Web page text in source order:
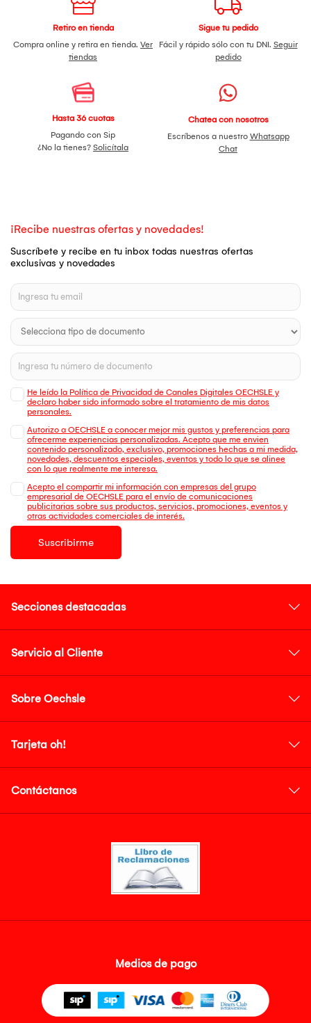
Retiro en tienda
Compra online y retira en tienda. Ver
tiendas
Sigue tu pedido
Fácil y rápido sólo con tu DNI. Seguir
pedido
Hasta 36 cuotas
Pagando con Sip
¿No la tienes? Solicítala
Chatea con nosotros
Escríbenos a nuestro Whatsapp
Chat
¡Recibe nuestras ofertas y novedades!
Suscríbete y recibe en tu inbox todas nuestras ofertas
exclusivas y novedades
He leído la Política de Privacidad de Canales Digitales OECHSLE y
declaro haber sido informado sobre el tratamiento de mis datos
personales.
Autorizo a OECHSLE a conocer mejor mis gustos y preferencias para
ofrecerme experiencias personalizadas. Acepto que me envien
contenido personalizado, exclusivo, promociones hechas a mi medida,
novedades, descuentos especiales, eventos y todo lo que se alinee
con lo que realmente me interesa.
Acepto el compartir mi información con empresas del grupo
empresarial de OECHSLE para el envío de comunicaciones
publicitarias sobre sus productos, servicios, promociones, eventos y
otras actividades comerciales de interés.
Suscribirme
Secciones destacadas
Servicio al Cliente
Sobre Oechsle
Tarjeta oh!
Contáctanos
Medios de pago